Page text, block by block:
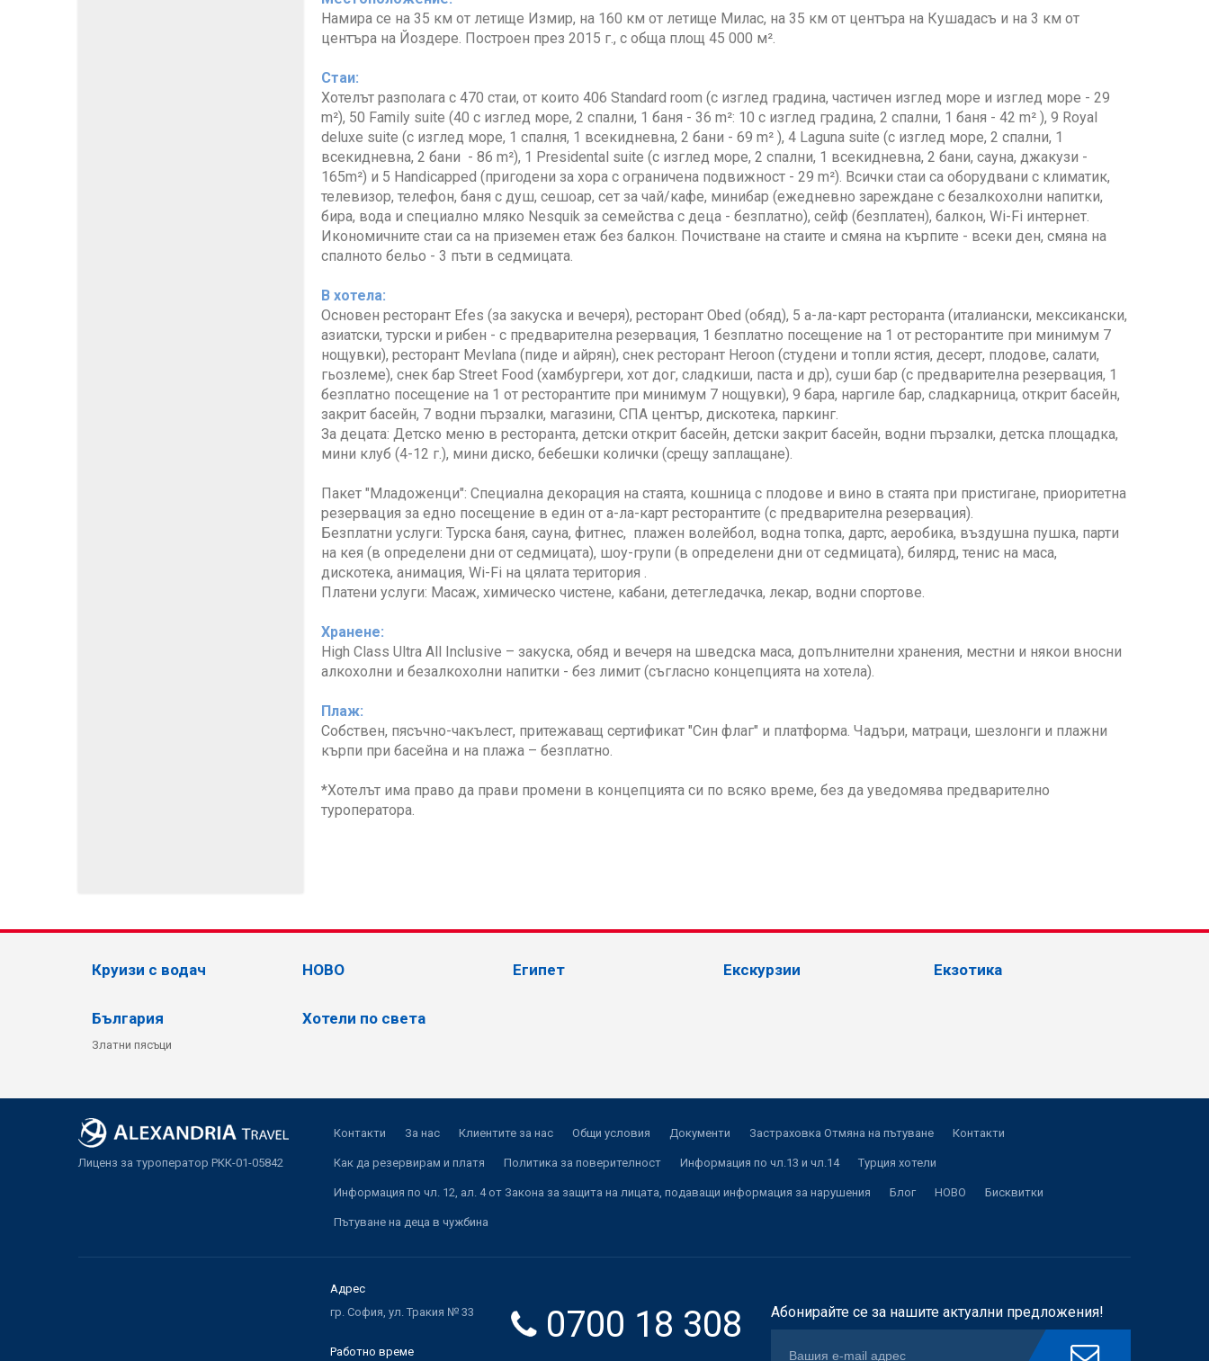
Намира се на 35 км от летище Измир, на 160 км от летище Милас, на 35 км от центъра на Кушадасъ и на 3 км от
центъра на Йоздере. Построен през 2015 г., с обща площ 45 000 м².
Стаи:
Хотелът разполага с 470 стаи, от които 406 Standard room (с изглед градина, частичен изглед море и изглед море - 29
m²), 50 Family suite (40 с изглед море, 2 спални, 1 баня - 36 m²: 10 с изглед градина, 2 спални, 1 баня - 42 m² ), 9 Royal
deluxe suite (с изглед море, 1 спалня, 1 всекидневна, 2 бани - 69 m² ), 4 Laguna suite (с изглед море, 2 спални, 1
всекидневна, 2 бани - 86 m²), 1 Presidental suite (с изглед море, 2 спални, 1 всекидневна, 2 бани, сауна, джакузи -
165m²) и 5 Handicapped (пригодени за хора с ограничена подвижност - 29 m²). Всички стаи са оборудвани с климатик,
телевизор, телефон, баня с душ, сешоар, сет за чай/кафе, минибар (ежедневно зареждане с безалкохолни напитки,
бира, вода и специално мляко Nesquik за семейства с деца - безплатно), сейф (безплатен), балкон, Wi-Fi интернет.
Икономичните стаи са на приземен етаж без балкон. Почистване на стаите и смяна на кърпите - всеки ден, смяна на
спалното бельо - 3 пъти в седмицата.
В хотела:
Основен ресторант Efes (за закуска и вечеря), ресторант Obed (обяд), 5 а-ла-карт ресторанта (италиански, мексикански,
азиатски, турски и рибен - с предварителна резервация, 1 безплатно посещение на 1 от ресторантите при минимум 7
нощувки), ресторант Mevlana (пиде и айрян), снек ресторант Heroon (студени и топли ястия, десерт, плодове, салати,
гьозлеме), снек бар Street Food (хамбургери, хот дог, сладкиши, паста и др), суши бар (с предварителна резервация, 1
безплатно посещение на 1 от ресторантите при минимум 7 нощувки), 9 бара, наргиле бар, сладкарница, открит басейн,
закрит басейн, 7 водни пързалки, магазини, СПА център, дискотека, паркинг.
За децата: Детско меню в ресторанта, детски открит басейн, детски закрит басейн, водни пързалки, детска площадка,
мини клуб (4-12 г.), мини диско, бебешки колички (срещу заплащане).
Пакет "Младоженци": Специална декорация на стаята, кошница с плодове и вино в стаята при пристигане, приоритетна
резервация за едно посещение в един от а-ла-карт ресторантите (с предварителна резервация).
Безплатни услуги: Турска баня, сауна, фитнес, плажен волейбол, водна топка, дартс, аеробика, въздушна пушка, парти
на кея (в определени дни от седмицата), шоу-групи (в определени дни от седмицата), билярд, тенис на маса,
дискотека, анимация, Wi-Fi на цялата територия .
Платени услуги: Масаж, химическо чистене, кабани, детегледачка, лекар, водни спортове.
Хранене:
High Class Ultra All Inclusive – закуска, обяд и вечеря на шведска маса, допълнителни хранения, местни и някои вносни
алкохолни и безалкохолни напитки - без лимит (съгласно концепцията на хотела).
Плаж:
Собствен, пясъчно-чакълест, притежаващ сертификат "Син флаг" и платформа. Чадъри, матраци, шезлонги и плажни
кърпи при басейна и на плажа – безплатно.
*Хотелът има право да прави промени в концепцията си по всяко време, без да уведомява предварително
туроператора.
Круизи с водач НОВО Египет Екскурзии Екзотика
България
Златни пясъци
Хотели по света
Лиценз за туроператор РКК-01-05842
Контакти За нас Клиентите за нас Общи условия Документи Застраховка Отмяна на пътуване Контакти
Как да резервирам и платя Политика за поверителност Информация по чл.13 и чл.14 Турция хотели
Информация по чл. 12, ал. 4 от Закона за защита на лицата, подаващи информация за нарушения Блог НОВО Бисквитки
Пътуване на деца в чужбина
Адрес
гр. София, ул. Тракия № 33
Работно време
0700 18 308 Абонирайте се за нашите актуални предложения!